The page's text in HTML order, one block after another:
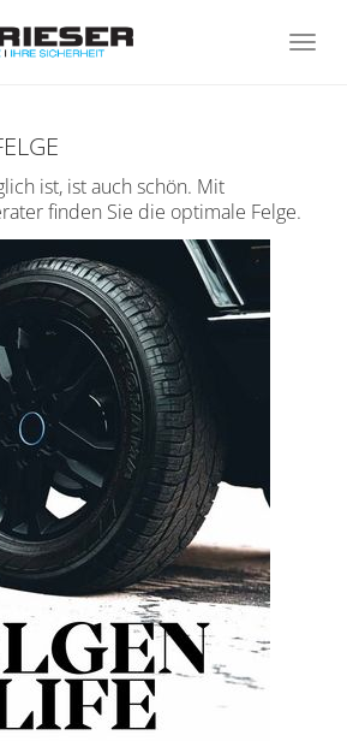
ist, ist auch schön. Mit
finden Sie die optimale Felge.